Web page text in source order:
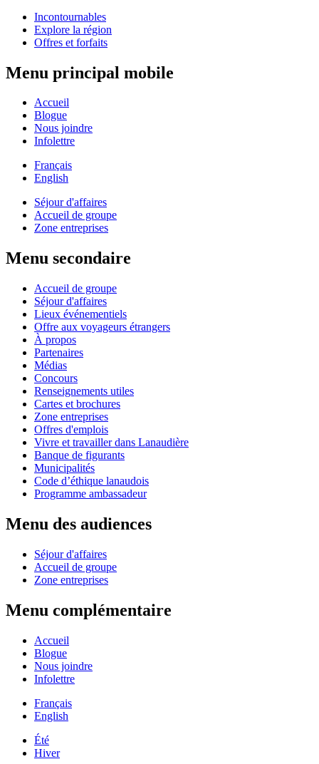
Incontournables
Explore la région
Offres et forfaits
Menu principal mobile
Accueil
Blogue
Nous joindre
Infolettre
Français
English
Séjour d'affaires
Accueil de groupe
Zone entreprises
Menu secondaire
Accueil de groupe
Séjour d'affaires
Lieux événementiels
Offre aux voyageurs étrangers
À propos
Partenaires
Médias
Concours
Renseignements utiles
Cartes et brochures
Zone entreprises
Offres d'emplois
Vivre et travailler dans Lanaudière
Banque de figurants
Municipalités
Code d’éthique lanaudois
Programme ambassadeur
Menu des audiences
Séjour d'affaires
Accueil de groupe
Zone entreprises
Menu complémentaire
Accueil
Blogue
Nous joindre
Infolettre
Français
English
Été
Hiver